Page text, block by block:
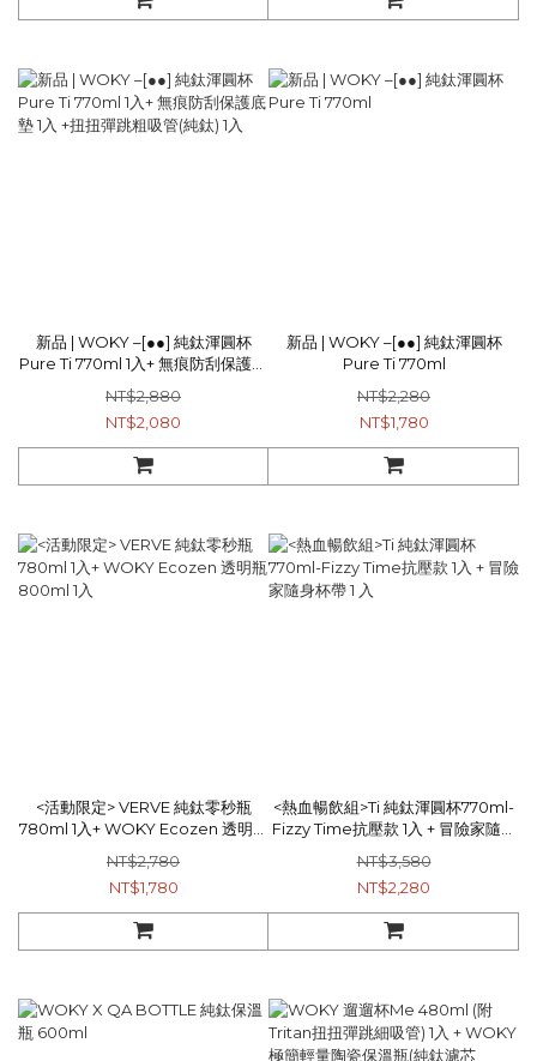
新品 | WOKY –[●●] 純鈦渾圓杯
Pure Ti 770ml 1入+ 無痕防刮保護底
墊 1入 +扭扭彈跳粗吸管(純鈦) 1入
NT$2,880
NT$2,080
新品 | WOKY –[●●] 純鈦渾圓杯
Pure Ti 770ml
NT$2,280
NT$1,780
<活動限定> VERVE 純鈦零秒瓶
780ml 1入+ WOKY Ecozen 透明瓶
800ml 1入
NT$2,780
NT$1,780
<熱血暢飲組>Ti 純鈦渾圓杯770ml-
Fizzy Time抗壓款 1入 + 冒險家隨身
杯帶 1 入
NT$3,580
NT$2,280